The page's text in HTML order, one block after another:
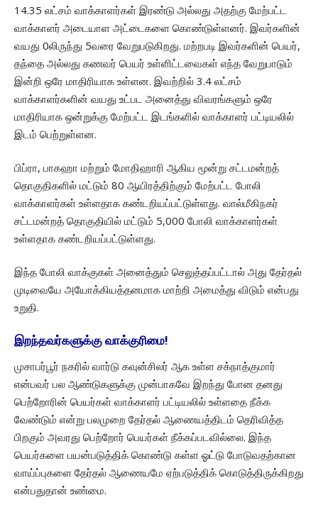
14.35 லட்சம் வாக்காளர்கள் இரண்டு அல்லது அதற்கு மேற்பட்ட
வாக்காளர் அடையாள அட்டைகளை கொண்டுள்ளனர். இவர்களின்
வயது 0லிருந்து 5வரை வேறுபடுகிறது. மற்றபடி இவர்களின் பெயர்,
தந்தை அல்லது கணவர் பெயர் உள்ளிட்டவைகள் எந்த வேறுபாடும்
இன்றி ஒரே மாதிரியாக உள்ளன. இவற்றில் 3.4 லட்சம்
வாக்காளர்களின் வயது உட்பட அனைத்து விவரங்களும் ஒரே
மாதிரியாக ஒன்றுக்கு மேற்பட்ட இடங்களில் வாக்காளர் பட்டியலில்
இடம் பெற்றுள்ளன.
பிப்ரா, பாகஹா மற்றும் மோதிஹாரி ஆகிய மூன்று சட்டமன்றத்
தொகுதிகளில் மட்டும் 80 ஆயிரத்திற்கும் மேற்பட்ட போலி
வாக்காளர்கள் உள்ளதாக கண்டறியப்பட்டுள்ளது. வால்மீகிநகர்
சட்டமன்றத் தொகுதியில் மட்டும் 5,000 போலி வாக்காளர்கள்
உள்ளதாக கண்டறியப்பட்டுள்ளது.
இந்த போலி வாக்குகள் அனைத்தும் செலுத்தப்பட்டால் அது தேர்தல்
முடிவையே அயோக்கியத்தனமாக மாற்றி அமைத்து விடும் என்பது
உறுதி.
இறந்தவர்களுக்கு வாக்குரிமை!
முசாபர்பூர் நகரில் வார்டு கவுன்சிலர் ஆக உள்ள சக்நாத்குமார்
என்பவர் பல ஆண்டுகளுக்கு முன்பாகவே இறந்து போன தனது
பெற்றோரின் பெயர்கள் வாக்காளர் பட்டியலில் உள்ளதை நீக்க
வேண்டும் என்று பலமுறை தேர்தல் ஆணையத்திடம் தெரிவித்த
பிறகும் அவரது பெற்றோர் பெயர்கள் நீக்கப்படவில்லை. இந்த
பெயர்களை பயன்படுத்திக் கொண்டு கள்ள ஓட்டு போடுவதற்கான
வாய்ப்புகளை தேர்தல் ஆணையமே ஏற்படுத்திக் கொடுத்திருக்கிறது
என்பதுதான் உண்மை.